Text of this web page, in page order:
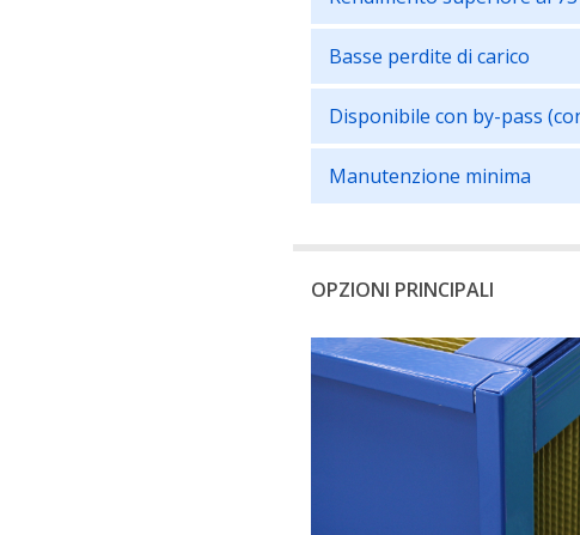
Basse perdite di carico
Disponibile con by-pass
Manutenzione minima
OPZIONI PRINCIPALI